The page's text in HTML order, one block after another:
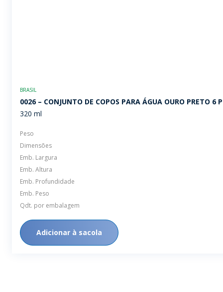
BRASIL
0026 – CONJUNTO DE COPOS PARA ÁGUA OURO PRETO 6
320 ml
Peso
Dimensões
Emb. Largura
Emb. Altura
Emb. Profundidade
Emb. Peso
Qdt. por embalagem
Adicionar à sacola